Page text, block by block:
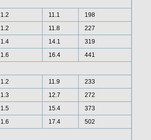
1.2 11.1
198
1.2 11.8
227
1.4 14.1
319
1.6 16.4
441
1.2 11.9
233
1.3 12.7
272
1.5 15.4
373
1.6 17.4
502